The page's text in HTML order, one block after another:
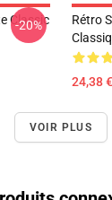
Classic
-20%
Rétro
24,38
VOIR PLUS